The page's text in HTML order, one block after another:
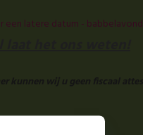
een latere datum - babbelavond